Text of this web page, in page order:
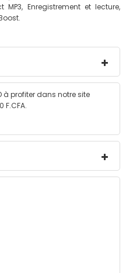
Enregistrement et lecture,
à profiter dans notre site